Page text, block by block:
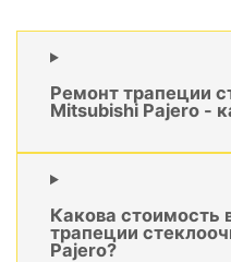
Ремонт трапеции
Mitsubishi Pajero -
Какова стоимость
трапеции
Pajero?